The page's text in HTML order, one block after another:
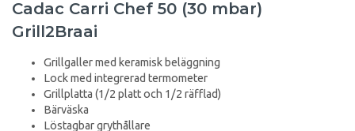
Cadac Carri Chef 50 (30 mbar)
Grill2Braai
Grillgaller med keramisk beläggning
Lock med integrerad termometer
Grillplatta (1/2 platt och 1/2 räfflad)
Bärväska
Löstagbar grythållare